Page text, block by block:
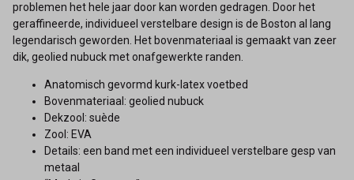
problemen het hele jaar door kan worden gedragen. Door het
geraffineerde, individueel verstelbare design is de Boston al lang
legendarisch geworden. Het bovenmateriaal is gemaakt van zeer
dik, geolied nubuck met onafgewerkte randen.
Anatomisch gevormd kurk-latex voetbed
Bovenmateriaal: geolied nubuck
Dekzool: suède
Zool: EVA
Details: een band met een individueel verstelbare gesp van
metaal